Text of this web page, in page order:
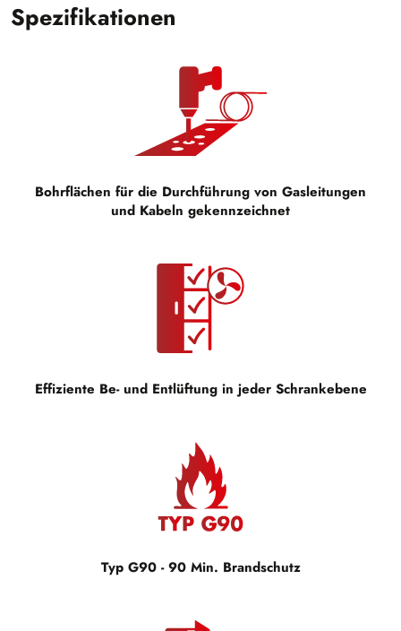
Spezifikationen
Bohrflächen für die Durchführung von Gasleitungen
und Kabeln gekennzeichnet
Effiziente Be- und Entlüftung in jeder Schrankebene
Typ G90 - 90 Min. Brandschutz